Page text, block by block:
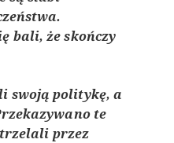
bali, że skończy
swoją politykę, a
te
przez